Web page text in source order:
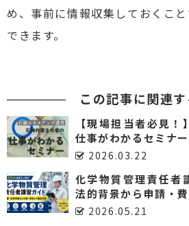
め、事前に情報収集しておくこ
できます。
この記事に関連
【現場担当者必見
仕事がわかるセミナー
2026.03.22
化学物質管理責任者
法的背景から申請・
2026.05.21